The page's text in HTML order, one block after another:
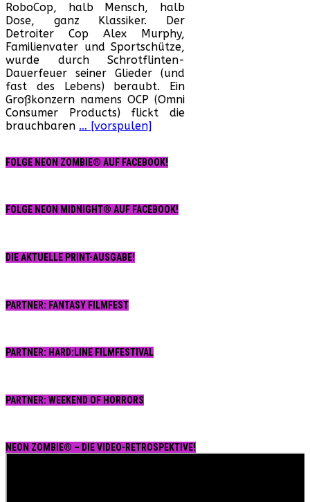
Das
Gesetz
in
der
Zukunft
(USA,
1987)
RoboCop, halb Mensch, halb
Dose, ganz Klassiker. Der
Detroiter Cop Alex Murphy,
Familienvater und Sportschütze,
wurde durch Schrotflinten-
Dauerfeuer seiner Glieder (und
fast des Lebens) beraubt. Ein
Großkonzern namens OCP (Omni
Consumer Products) flickt die
brauchbaren … [vorspulen]
FOLGE NEON ZOMBIE® AUF FACEBOOK!
FOLGE NEON MIDNIGHT® AUF FACEBOOK!
DIE AKTUELLE PRINT-AUSGABE!
PARTNER: FANTASY FILMFEST
PARTNER: HARD:LINE FILMFESTIVAL
PARTNER: WEEKEND OF HORRORS
NEON ZOMBIE® – DIE VIDEO-RETROSPEKTIVE!